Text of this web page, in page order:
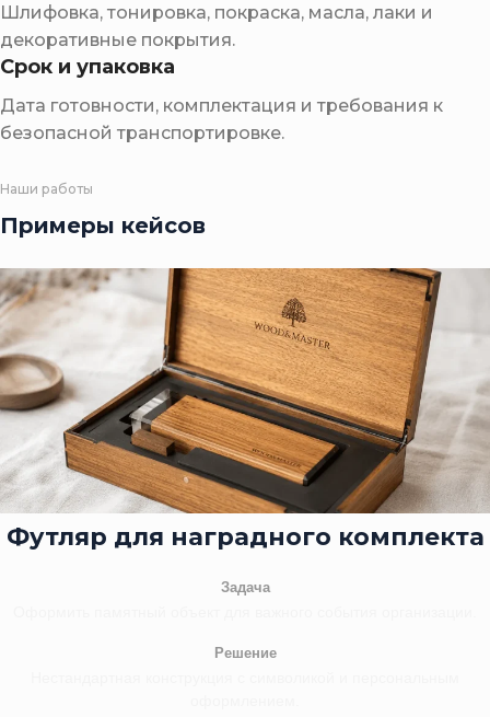
Шлифовка, тонировка, покраска, масла, лаки и
декоративные покрытия.
Срок и упаковка
Дата готовности, комплектация и требования к
безопасной транспортировке.
Наши работы
Примеры кейсов
Футляр для наградного комплекта
Задача
Решение